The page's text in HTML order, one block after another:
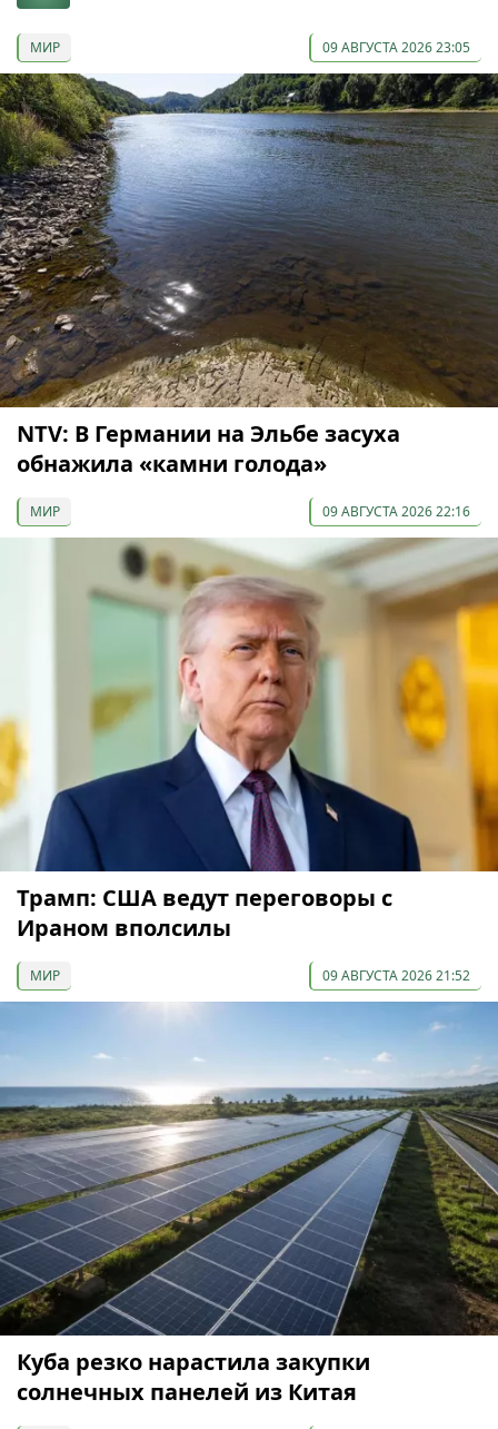
МИР 09 АВГУСТА 2026 23:05
NTV: В Германии на Эльбе засуха
обнажила «камни голода»
МИР 09 АВГУСТА 2026 22:16
Трамп: США ведут переговоры с
Ираном вполсилы
МИР 09 АВГУСТА 2026 21:52
Куба резко нарастила закупки
солнечных панелей из Китая